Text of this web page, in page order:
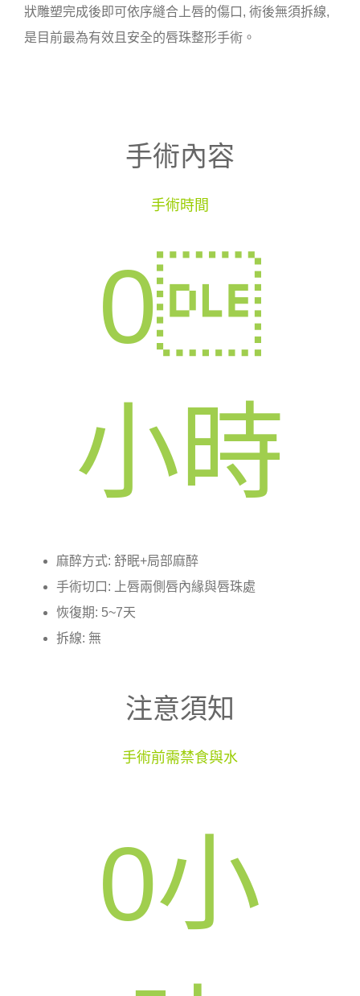
狀雕塑完成後即可依序縫合上唇的傷口, 術後無須拆線,
是目前最為有效且安全的唇珠整形手術。
手術內容
手術時間
0
小時
麻醉方式: 舒眠+局部麻醉
手術切口: 上唇兩側唇內緣與唇珠處
恢復期: 5~7天
拆線: 無
注意須知
手術前需禁食與水
0小